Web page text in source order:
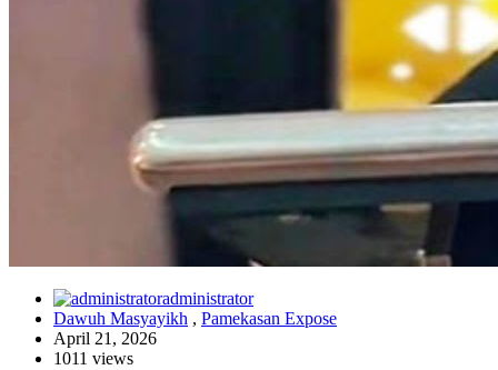
administrator
Dawuh Masyayikh , Pamekasan Expose
April 21, 2026
1011 views